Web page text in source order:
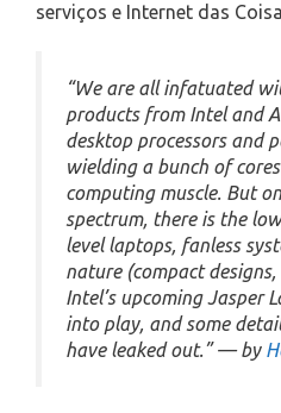
serviços e Internet das
“We are all infatuated
products from Intel and
desktop processors and
wielding a bunch of
computing muscle. But
spectrum, there is the
level laptops, fanless
nature (compact
Intel’s upcoming Jasper
into play, and some
have leaked out.” — by